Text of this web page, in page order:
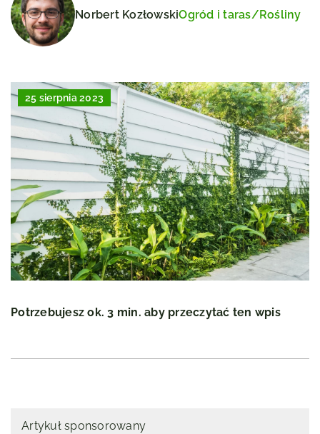
Norbert KozłowskiOgród i taras/Rośliny
25 sierpnia 2023
Potrzebujesz ok. 3 min. aby przeczytać ten wpis
Artykuł sponsorowany